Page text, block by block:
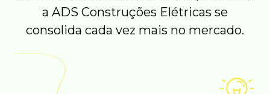
a ADS Construções Elétricas se
consolida cada vez mais no mercado.